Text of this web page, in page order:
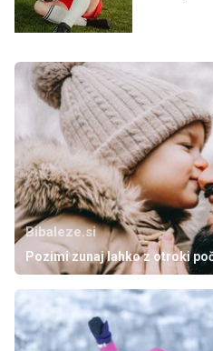
Bibaleze.si
Pozimi zunaj lahko z otroki